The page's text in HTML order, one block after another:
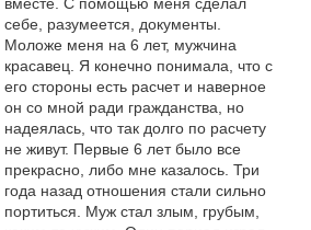
себе, разумеется, документы.
Моложе меня на 6 лет, мужчина
красавец. Я конечно понимала, что с
его стороны есть расчет и наверное
он со мной ради гражданства, но
надеялась, что так долго по расчету
не живут. Первые 6 лет было все
прекрасно, либо мне казалось. Три
года назад отношения стали сильно
портиться. Муж стал злым, грубым,